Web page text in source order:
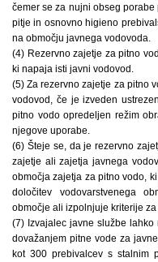
čemer se za nujni obseg
pitje in osnovno higieno
na območju javnega vodovoda.
(4) Rezervno zajetje za pitno
ki napaja isti javni vodovod.
(5) Za rezervno zajetje za pitno
vodovod, če je izveden
pitno vodo opredeljen režim
njegove uporabe.
(6) Šteje se, da je rezervno
zajetje ali zajetja javnega
območja zajetja za pitno vodo,
določitev vodovarstvenega
območje ali izpolnjuje kriterije
(7) Izvajalec javne službe
dovažanjem pitne vode za
kot 300 prebivalcev s stalnim